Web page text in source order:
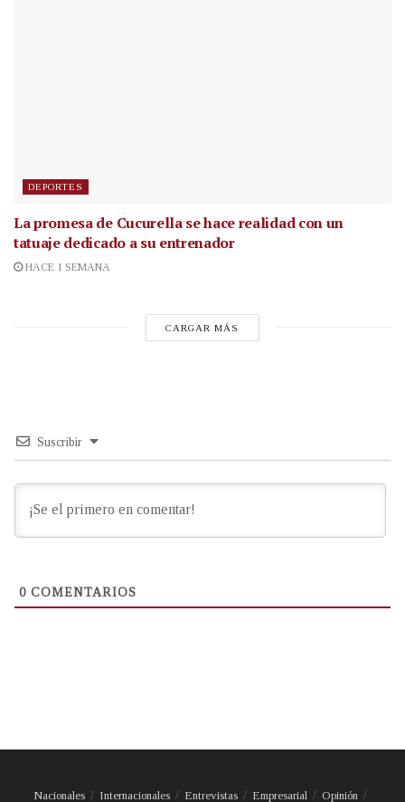
DEPORTES
La promesa de Cucurella se hace realidad con un
tatuaje dedicado a su entrenador
HACE 1 SEMANA
CARGAR MÁS
Suscribir
0 COMENTARIOS
Nacionales Internacionales Entrevistas Empresarial Opinión